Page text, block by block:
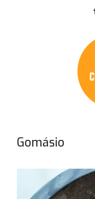
Gomásio